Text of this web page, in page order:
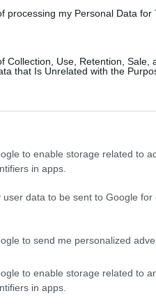
processing my Personal Data for
Collection, Use, Retention, Sale,
that Is Unrelated with the
to enable storage related to
in apps.
user data to be sent to Google for
to send me personalized
to enable storage related to
in apps.
e-mail küldése...
talajmaró, permetező, szivattyú,